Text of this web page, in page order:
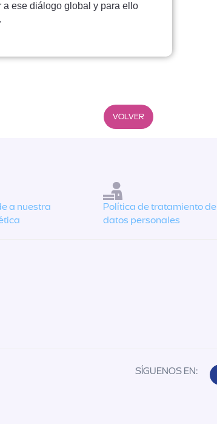
a ese diálogo global y para ello
VOLVER
a nuestra
Política de tratamiento de
datos personales
SÍGUENOS EN: